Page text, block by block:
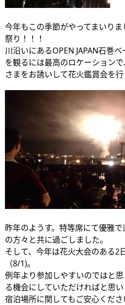
今年もこの季節がやってまいり
祭り！！！
川沿いにあるOPEN JAPAN石巻
を観るには最高のロケーション
さまをお誘いして花火鑑賞会を行
昨年のようす。特等席にて優雅
の方々と共に過ごしました。
そして、今年は花火大会のある2
（8/1)。
例年より参加しやすいのではと
る機会にしていただければと思い
宿泊場所に関してもご安心くださ